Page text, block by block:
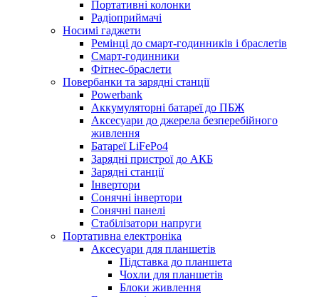
Портативні колонки
Радіоприймачі
Носимі гаджети
Ремінці до смарт-годинників і браслетів
Смарт-годинники
Фітнес-браслети
Повербанки та зарядні станції
Powerbank
Аккумуляторні батареї до ПБЖ
Аксесуари до джерела безперебійного
живлення
Батареї LiFePo4
Зарядні пристрої до АКБ
Зарядні станції
Інвертори
Сонячні інвертори
Сонячні панелі
Стабілізатори напруги
Портативна електроніка
Аксесуари для планшетів
Підставка до планшета
Чохли для планшетів
Блоки живлення